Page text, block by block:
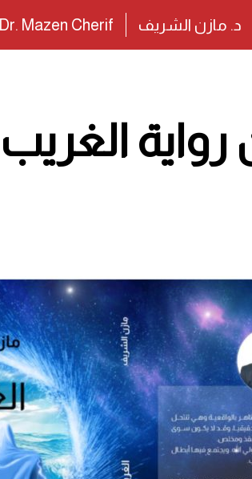
د. مازن الشريف Dr. Mazen Cherif
رواية الغريب